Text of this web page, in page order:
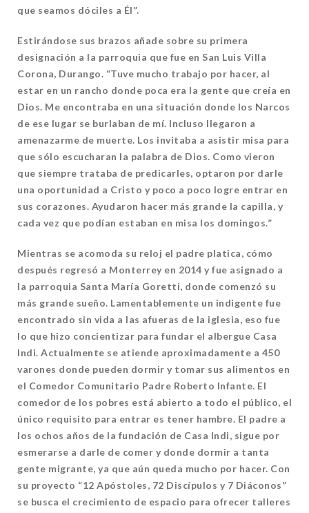
que seamos dóciles a Él”.
Estirándose sus brazos añade sobre su primera
designación a la parroquia que fue en San Luis Villa
Corona, Durango. “Tuve mucho trabajo por hacer, al
estar en un rancho donde poca era la gente que creía en
Dios. Me encontraba en una situación donde los Narcos
de ese lugar se burlaban de mí. Incluso llegaron a
amenazarme de muerte. Los invitaba a asistir misa para
que sólo escucharan la palabra de Dios. Como vieron
que siempre trataba de predicarles, optaron por darle
una oportunidad a Cristo y poco a poco logre entrar en
sus corazones. Ayudaron hacer más grande la capilla, y
cada vez que podían estaban en misa los domingos.”
Mientras se acomoda su reloj el padre platica, cómo
después regresó a Monterrey en 2014 y fue asignado a
la parroquia Santa María Goretti, donde comenzó su
más grande sueño. Lamentablemente un indigente fue
encontrado sin vida a las afueras de la iglesia, eso fue
lo que hizo concientizar para fundar el albergue Casa
Indi. Actualmente se atiende aproximadamente a 450
varones donde pueden dormir y tomar sus alimentos en
el Comedor Comunitario Padre Roberto Infante. El
comedor de los pobres está abierto a todo el público, el
único requisito para entrar es tener hambre. El padre a
los ochos años de la fundación de Casa Indi, sigue por
esmerarse a darle de comer y donde dormir a tanta
gente migrante, ya que aún queda mucho por hacer. Con
su proyecto “12 Apóstoles, 72 Discípulos y 7 Diáconos”
se busca el crecimiento de espacio para ofrecer talleres